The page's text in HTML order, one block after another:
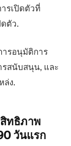
รเปิดตัวที่
ตัว.
ารอนุมัติการ
รสนับสนุน, และ
ล่ง.
ทธิภาพ
วันแรก